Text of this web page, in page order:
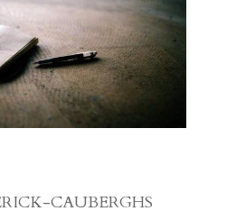
CAUBERGHS